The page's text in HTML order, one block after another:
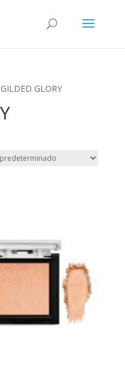
GLORY